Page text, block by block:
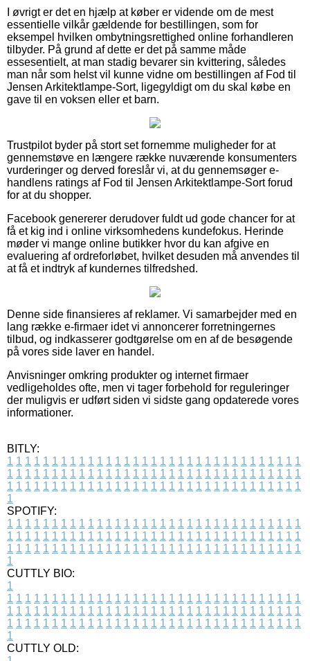
I øvrigt er det en hjælp at køber er vidende om de mest
essentielle vilkår gældende for bestillingen, som for
eksempel hvilken ombytningsrettighed online forhandleren
tilbyder. På grund af dette er det på samme måde
essesentielt, at man stadig bevarer sin kvittering, således
man når som helst vil kunne vidne om bestillingen af Fod til
Jensen Arkitektlampe-Sort, ligegyldigt om du skal købe en
gave til en voksen eller et barn.
Trustpilot byder på stort set fornemme muligheder for at
gennemstøve en længere række nuværende konsumenters
vurderinger og derved foreslår vi, at du gennemsøger e-
handlens ratings af Fod til Jensen Arkitektlampe-Sort forud
for at du shopper.
Facebook genererer derudover fuldt ud gode chancer for at
få et kig ind i online virksomhedens kundefokus. Herinde
møder vi mange online butikker hvor du kan afgive en
evaluering af ordreforløbet, hvilket desuden må anvendes til
at få et indtryk af kundernes tilfredshed.
Denne side finansieres af reklamer. Vi samarbejder med en
lang række e-firmaer idet vi annoncerer forretningernes
tilbud, og indkasserer godtgørelse om en af de besøgende
på vores side laver en handel.
Anvisninger omkring produkter og internet firmaer
vedligeholdes ofte, men vi tager forbehold for reguleringer
der muligvis er udført siden vi sidste gang opdaterede vores
informationer.
BITLY:
1 1 1 1 1 1 1 1 1 1 1 1 1 1 1 1 1 1 1 1 1 1 1 1 1 1 1 1 1 1 1 1 1
1 1 1 1 1 1 1 1 1 1 1 1 1 1 1 1 1 1 1 1 1 1 1 1 1 1 1 1 1 1 1 1 1
1 1 1 1 1 1 1 1 1 1 1 1 1 1 1 1 1 1 1 1 1 1 1 1 1 1 1 1 1 1 1 1 1
1
SPOTIFY:
1 1 1 1 1 1 1 1 1 1 1 1 1 1 1 1 1 1 1 1 1 1 1 1 1 1 1 1 1 1 1 1 1
1 1 1 1 1 1 1 1 1 1 1 1 1 1 1 1 1 1 1 1 1 1 1 1 1 1 1 1 1 1 1 1 1
1 1 1 1 1 1 1 1 1 1 1 1 1 1 1 1 1 1 1 1 1 1 1 1 1 1 1 1 1 1 1 1 1
1
CUTTLY BIO:
1
1 1 1 1 1 1 1 1 1 1 1 1 1 1 1 1 1 1 1 1 1 1 1 1 1 1 1 1 1 1 1 1 1
1 1 1 1 1 1 1 1 1 1 1 1 1 1 1 1 1 1 1 1 1 1 1 1 1 1 1 1 1 1 1 1 1
1 1 1 1 1 1 1 1 1 1 1 1 1 1 1 1 1 1 1 1 1 1 1 1 1 1 1 1 1 1 1 1 1
1
CUTTLY OLD: